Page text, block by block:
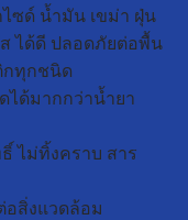
ซด์ น้ำมัน เขม่า ฝุ่น
ได้ดี ปลอดภัยต่อพื้น
กทุกชนิด
ได้มากกว่าน้ำยา
ไม่ทิ้งคราบ สาร
อสิ่งแวดล้อม